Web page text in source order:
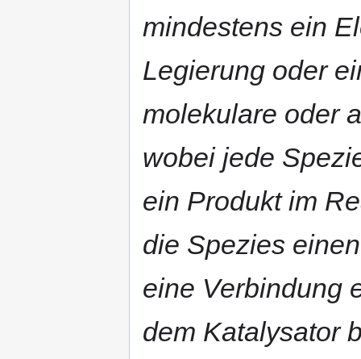
mindestens ein
Legierung oder
molekulare oder
wobei jede
ein Produkt im
die Spezies
eine Verbindung
dem Katalysator